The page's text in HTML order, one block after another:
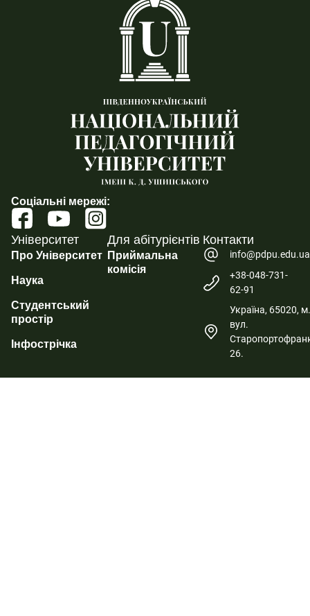
Соціальні мережі:
Університет
Про Університет
Наука
Студентський
простір
Інфострічка
Для абітурієнтів
Приймальна
комісія
Контакти
info@pdpu.edu.ua
+38-048-731-
62-91
Україна, 65020,
вул.
26.